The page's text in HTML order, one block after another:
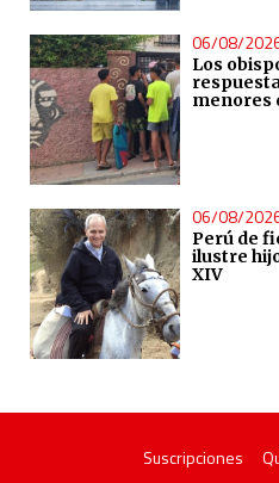
06/08/
Los
menores
06/08/
Perú de
ilustre
XIV
Suscripciones